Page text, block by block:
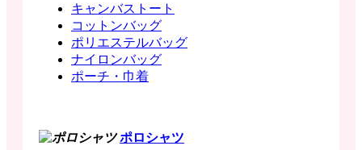
キャンバストート
コットンバッグ
ポリエステルバッグ
ナイロンバッグ
ポーチ・巾着
ポロシャツ